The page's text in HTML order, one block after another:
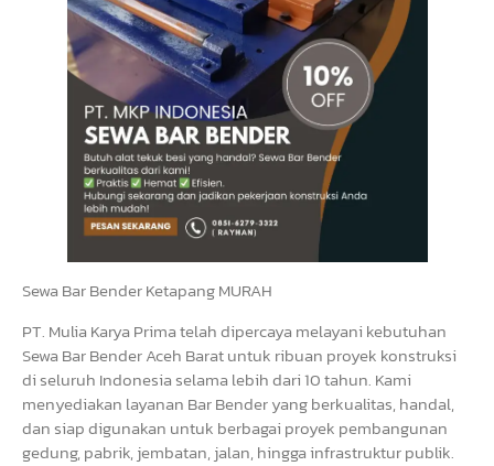
Sewa Bar Bender Ketapang MURAH
PT. Mulia Karya Prima telah dipercaya melayani kebutuhan
Sewa Bar Bender Aceh Barat untuk ribuan proyek konstruksi
di seluruh Indonesia selama lebih dari 10 tahun. Kami
menyediakan layanan Bar Bender yang berkualitas, handal,
dan siap digunakan untuk berbagai proyek pembangunan
gedung, pabrik, jembatan, jalan, hingga infrastruktur publik.